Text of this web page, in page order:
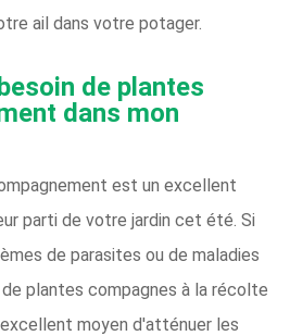
ail dans votre potager.
de plantes
dans mon
est un excellent
parti de votre jardin cet été. Si
de parasites ou de maladies
plantes compagnes à la récolte
moyen d'atténuer les